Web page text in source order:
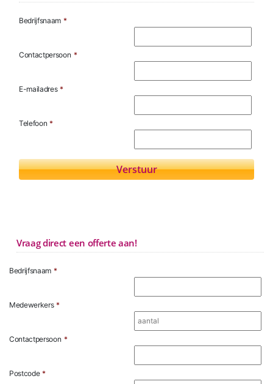
Bedrijfsnaam *
Contactpersoon *
E-mailadres *
Telefoon *
Vraag direct een offerte aan!
Bedrijfsnaam *
Medewerkers *
Contactpersoon *
Postcode *